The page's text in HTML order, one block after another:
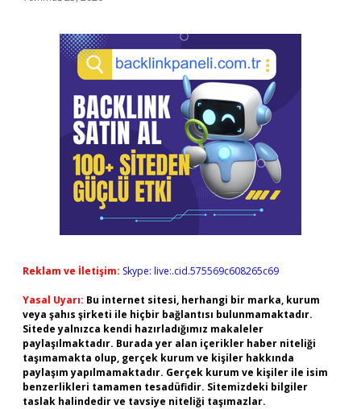
Reklam ve İletişim: Skype: live:.cid.575569c608265c69
Yasal Uyarı: Bu internet sitesi, herhangi bir marka, kurum
veya şahıs şirketi ile hiçbir bağlantısı bulunmamaktadır.
Sitede yalnızca kendi hazırladığımız makaleler
paylaşılmaktadır. Burada yer alan içerikler haber niteliği
taşımamakta olup, gerçek kurum ve kişiler hakkında
paylaşım yapılmamaktadır. Gerçek kurum ve kişiler ile isim
benzerlikleri tamamen tesadüfidir. Sitemizdeki bilgiler
taslak halindedir ve tavsiye niteliği taşımazlar.